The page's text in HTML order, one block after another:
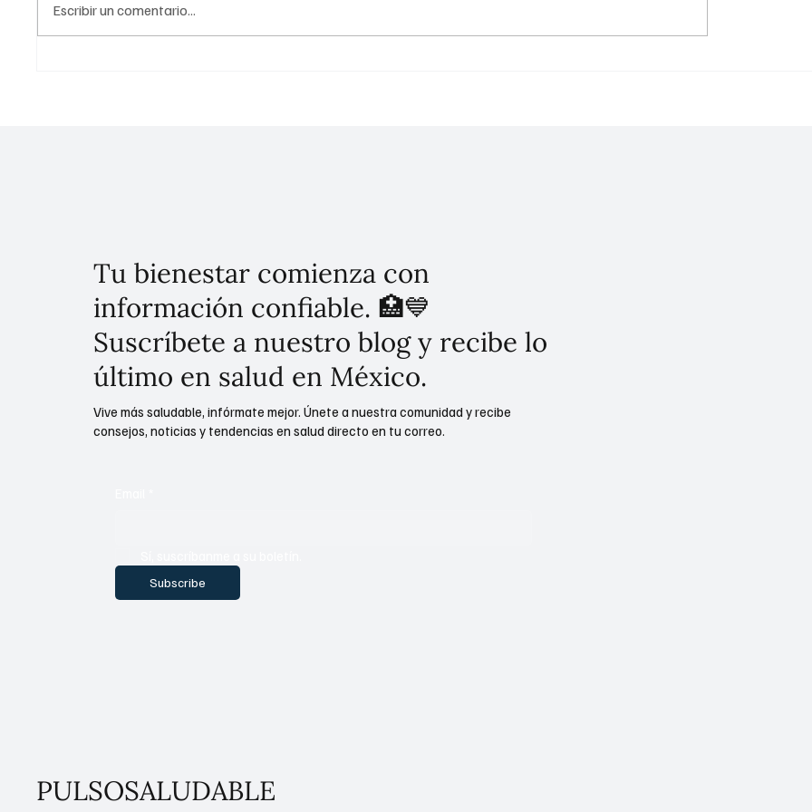
Escribir un comentario...
Tu bienestar comienza con
información confiable. 🏥💙
Suscríbete a nuestro blog y recibe lo
último en salud en México.
Subscribe
Vive más saludable, infórmate mejor. Únete a nuestra comunidad y recibe
consejos, noticias y tendencias en salud directo en tu correo.
PULSOSALUDABLE